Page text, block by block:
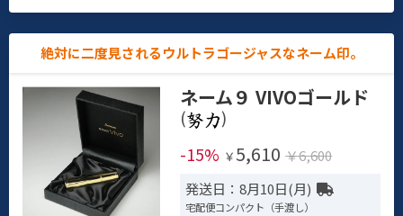
絶対に二度見されるウルトラゴージャスなネーム印。
ネーム９ VIVOゴールド
(
)
-15% ￥ 5,610 ￥6,600
発送日：8月10日(月)
宅配便コンパクト（手渡し）